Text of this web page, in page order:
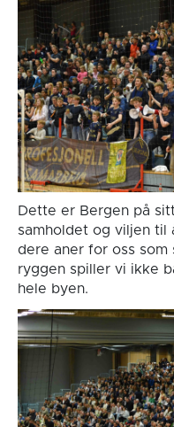
Dette er Bergen på
samholdet og viljen til
dere aner for oss som
ryggen spiller vi ikke
hele byen.